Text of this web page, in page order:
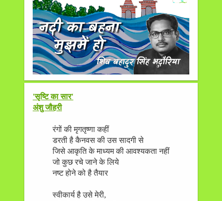
'सृष्टि का सार'
अंशु जौहरी
रंगों की मृगतृष्णा कहीं
डरती है कैनवस की उस सादगी से
जिसे आकृति के माध्यम की आवश्यकता नहीं
जो कुछ रचे जाने के लिये
नष्ट होने को है तैयार
स्वीकार्य है उसे मेरी,